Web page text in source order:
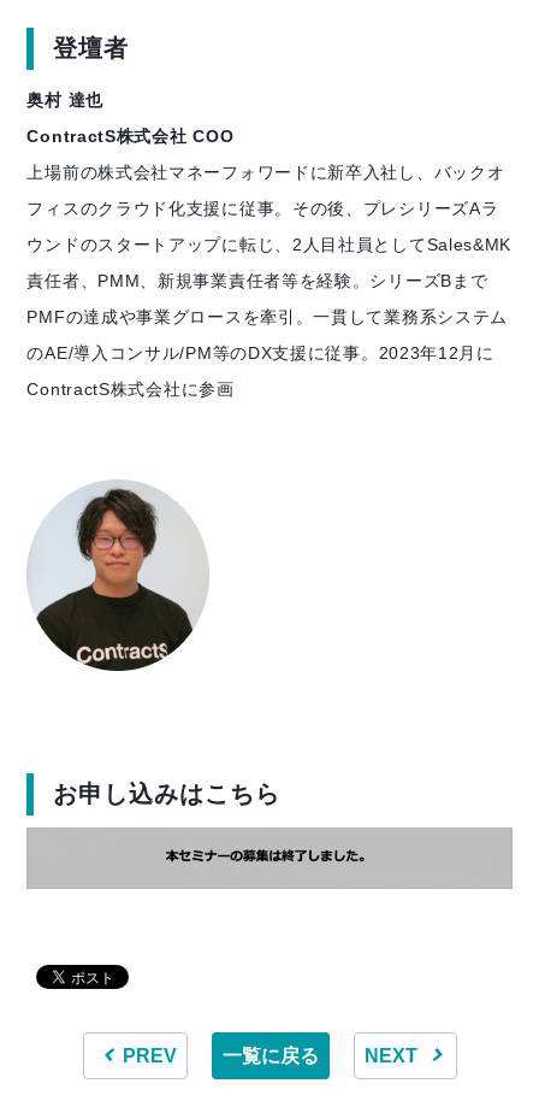
登壇者
奥村 達也
ContractS株式会社 COO
上場前の株式会社マネーフォワードに新卒入社し、バックオ
フィスのクラウド化支援に従事。その後、プレシリーズAラ
ウンドのスタートアップに転じ、2人目社員としてSales&MK
責任者、PMM、新規事業責任者等を経験。シリーズBまで
PMFの達成や事業グロースを牽引。一貫して業務系システム
のAE/導入コンサル/PM等のDX支援に従事。2023年12月に
ContractS株式会社に参画
お申し込みはこちら
PREV 一覧に戻る NEXT